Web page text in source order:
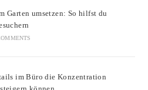
Garten umsetzen: So hilfst du
im Büro die Konzentration